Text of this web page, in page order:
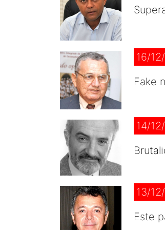
16/
Fake
14/
13/
Este